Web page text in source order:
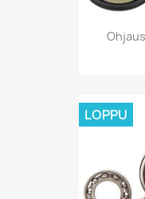
LOPPU